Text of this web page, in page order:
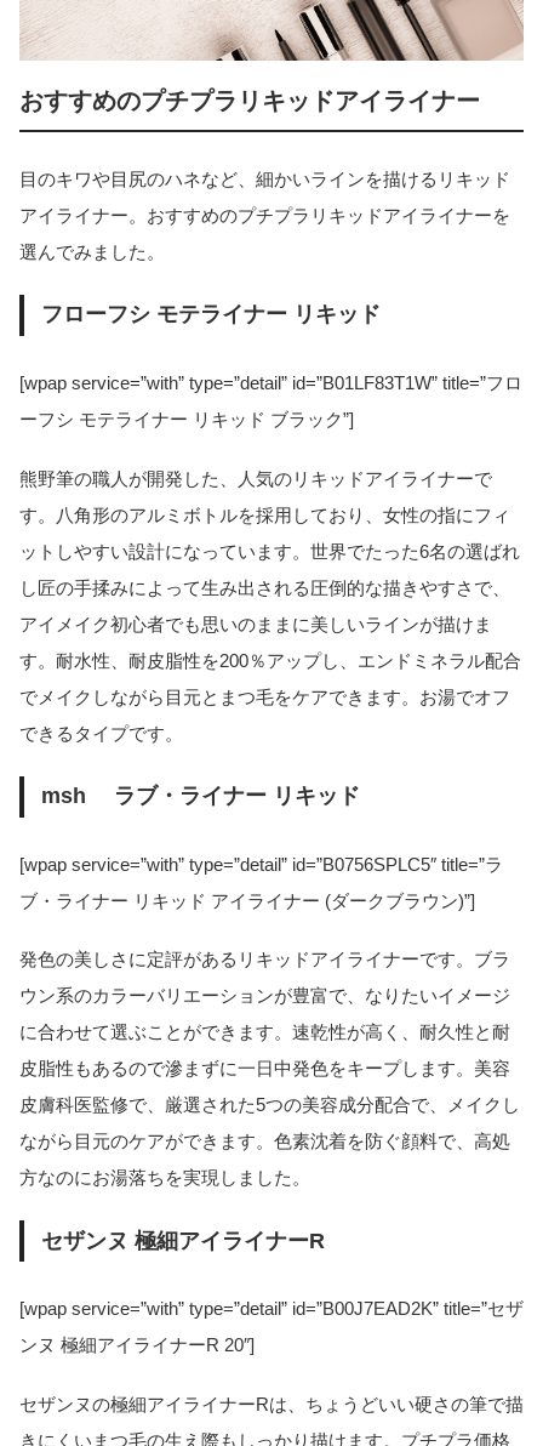
おすすめのプチプラリキッドアイライナー
目のキワや目尻のハネなど、細かいラインを描けるリキッド
アイライナー。おすすめのプチプラリキッドアイライナーを
選んでみました。
フローフシ モテライナー リキッド
[wpap service=”with” type=”detail” id=”B01LF83T1W” title=”フロ
ーフシ モテライナー リキッド ブラック”]
熊野筆の職人が開発した、人気のリキッドアイライナーで
す。八角形のアルミボトルを採用しており、女性の指にフィ
ットしやすい設計になっています。世界でたった6名の選ばれ
し匠の手揉みによって生み出される圧倒的な描きやすさで、
アイメイク初心者でも思いのままに美しいラインが描けま
す。耐水性、耐皮脂性を200％アップし、エンドミネラル配合
でメイクしながら目元とまつ毛をケアできます。お湯でオフ
できるタイプです。
msh ラブ・ライナー リキッド
[wpap service=”with” type=”detail” id=”B0756SPLC5″ title=”ラ
ブ・ライナー リキッド アイライナー (ダークブラウン)”]
発色の美しさに定評があるリキッドアイライナーです。ブラ
ウン系のカラーバリエーションが豊富で、なりたいイメージ
に合わせて選ぶことができます。速乾性が高く、耐久性と耐
皮脂性もあるので滲まずに一日中発色をキープします。美容
皮膚科医監修で、厳選された5つの美容成分配合で、メイクし
ながら目元のケアができます。色素沈着を防ぐ顔料で、高処
方なのにお湯落ちを実現しました。
セザンヌ 極細アイライナーR
[wpap service=”with” type=”detail” id=”B00J7EAD2K” title=”セザ
ンヌ 極細アイライナーR 20″]
セザンヌの極細アイライナーRは、ちょうどいい硬さの筆で描
きにくいまつ毛の生え際もしっかり描けます。プチプラ価格